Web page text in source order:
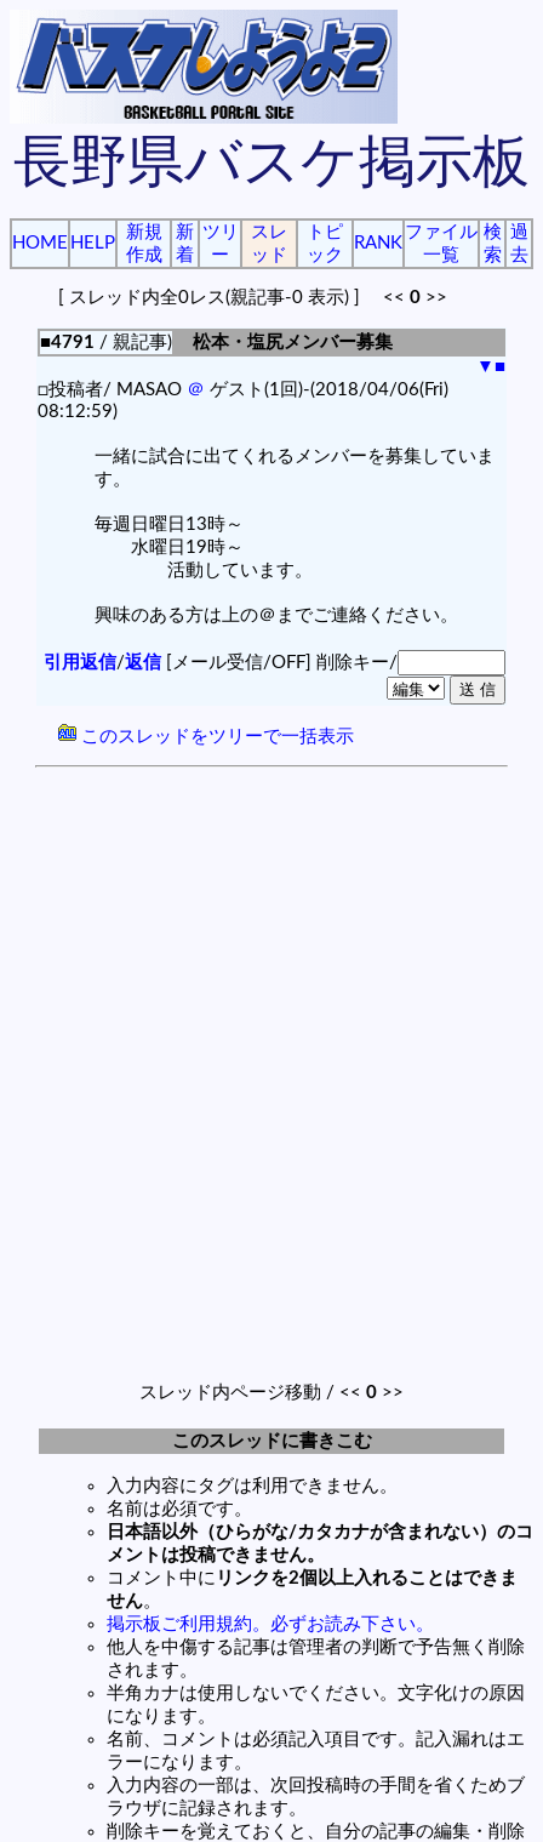
長野県バスケ掲示板
HOME HELP
新規
作成
新
着
ツリ
ー
スレ
ッド
トピ
ック
RANK
ファイル
一覧
検
索
過
去
[ スレッド内全0レス(親記事-0 表示) ] << 0 >>
■4791 / 親記事)
松本・塩尻メンバー募集
▼ ■
□投稿者/ MASAO ＠ ゲスト(1回)-(2018/04/06(Fri)
08:12:59)
一緒に試合に出てくれるメンバーを募集していま
す。
毎週日曜日13時～
水曜日19時～
活動しています。
興味のある方は上の＠までご連絡ください。
引用返信/返信[メール受信/OFF] 削除キー/
このスレッドをツリーで一括表示
スレッド内ページ移動 / << 0 >>
このスレッドに書きこむ
入力内容にタグは利用できません。
名前は必須です。
日本語以外（ひらがな/カタカナが含まれない）のコ
メントは投稿できません。
コメント中に リンクを2個以上入れることはできま
せん。
掲示板ご利用規約。必ずお読み下さい。
他人を中傷する記事は管理者の判断で予告無く削除
されます。
半角カナは使用しないでください。文字化けの原因
になります。
名前、コメントは必須記入項目です。記入漏れはエ
ラーになります。
入力内容の一部は、次回投稿時の手間を省くためブ
ラウザに記録されます。
削除キーを覚えておくと、自分の記事の編集・削除